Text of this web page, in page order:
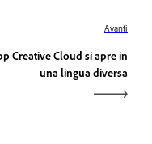
Avanti
Creative Cloud si apre in
una lingua diversa